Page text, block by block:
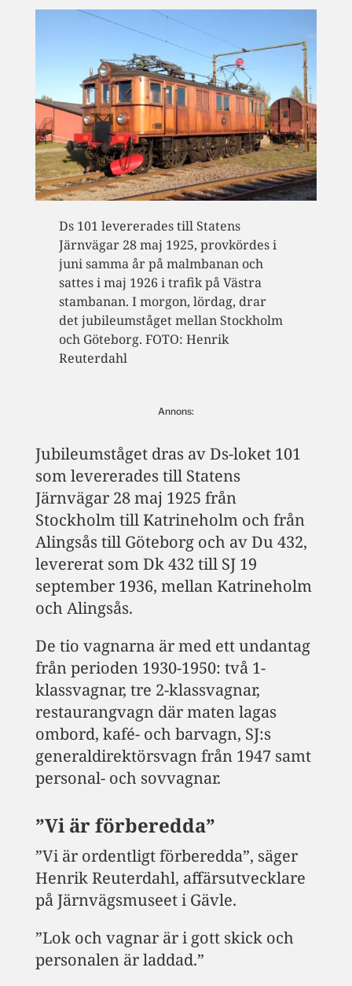
Ds 101 levererades till Statens
Järnvägar 28 maj 1925, provkördes i
juni samma år på malmbanan och
sattes i maj 1926 i trafik på Västra
stambanan. I morgon, lördag, drar
det jubileumståget mellan Stockholm
och Göteborg. FOTO: Henrik
Reuterdahl
Annons:
Jubileumståget dras av Ds-loket 101
som levererades till Statens
Järnvägar 28 maj 1925 från
Stockholm till Katrineholm och från
Alingsås till Göteborg och av Du 432,
levererat som Dk 432 till SJ 19
september 1936, mellan Katrineholm
och Alingsås.
De tio vagnarna är med ett undantag
från perioden 1930-1950: två 1-
klassvagnar, tre 2-klassvagnar,
restaurangvagn där maten lagas
ombord, kafé- och barvagn, SJ:s
generaldirektörsvagn från 1947 samt
personal- och sovvagnar.
”Vi är förberedda”
”Vi är ordentligt förberedda”, säger
Henrik Reuterdahl, affärsutvecklare
på Järnvägsmuseet i Gävle.
”Lok och vagnar är i gott skick och
personalen är laddad.”